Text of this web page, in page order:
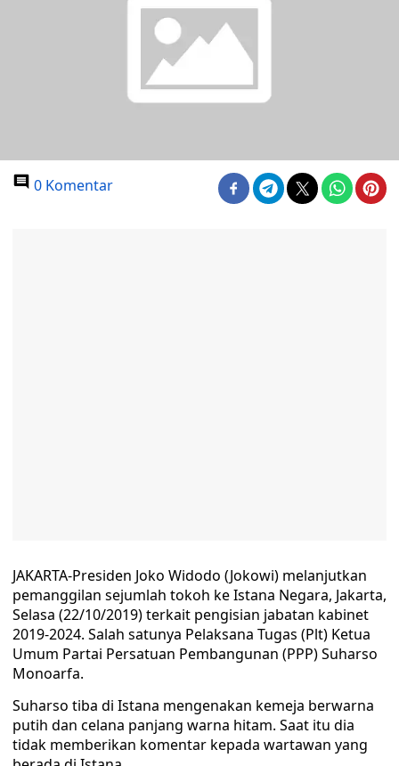
0 Komentar
JAKARTA-Presiden Joko Widodo (Jokowi) melanjutkan
pemanggilan sejumlah tokoh ke Istana Negara, Jakarta,
Selasa (22/10/2019) terkait pengisian jabatan kabinet
2019-2024. Salah satunya Pelaksana Tugas (Plt) Ketua
Umum Partai Persatuan Pembangunan (PPP) Suharso
Monoarfa.
Suharso tiba di Istana mengenakan kemeja berwarna
putih dan celana panjang warna hitam. Saat itu dia
tidak memberikan komentar kepada wartawan yang